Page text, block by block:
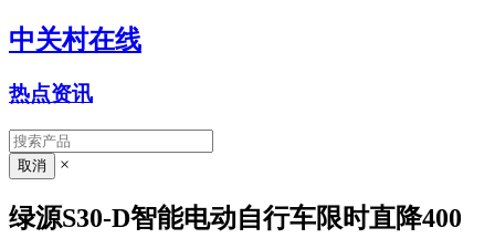
中关村在线
热点资讯
×
绿源S30-D智能电动自行车限时直降400